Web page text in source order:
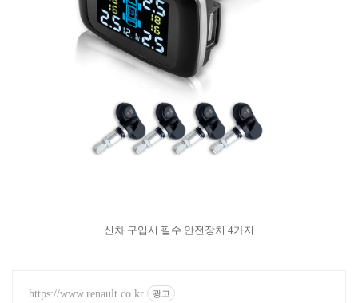
신차 구입시 필수 안전장치 4가지
https://www.renault.co.kr 광고